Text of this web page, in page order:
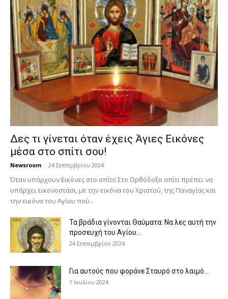
Δες τι γίνεται όταν έχεις Άγιες Εικόνες
μέσα στο σπίτι σου!
Newsroom - 24 Σεπτεμβρίου 2024
Όταν υπάρχουν Εικόνες στο σπίτι! Στο Ορθόδοξο σπίτι πρέπει να
υπάρχει εικονοστάσι, με την εικόνα του Χριστού, της Παν­αγίας και
την εικόνα του Αγίου πού...
Τα βράδια γίνονται Θαύματα: Να λες αυτή την
προσευχή του Αγίου...
24 Σεπτεμβρίου 2024
Για αυτούς που φοράνε Σταυρό στο λαιμό…
1 Ιουλίου 2024